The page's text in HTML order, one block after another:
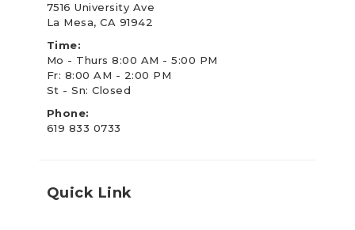
7516 University Ave
La Mesa, CA 91942
Time:
Mo - Thurs 8:00 AM - 5:00 PM
Fr: 8:00 AM - 2:00 PM
St - Sn: Closed
Phone:
619 833 0733
Quick Link